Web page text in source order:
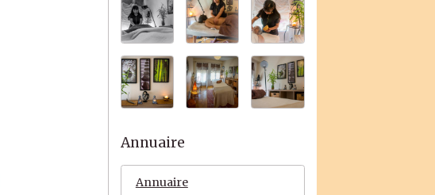
Annuaire
Annuaire